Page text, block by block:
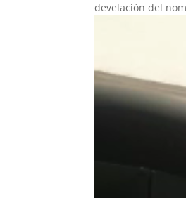
develación del